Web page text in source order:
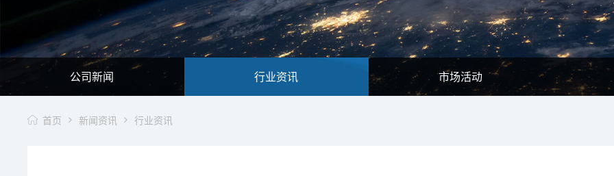
公司新闻 行业资讯 市场活动
首页 新闻资讯 行业资讯